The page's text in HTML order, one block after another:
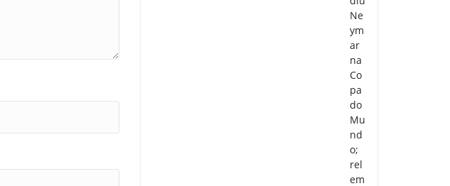
Ne
ym
ar
na
Co
pa
do
Mu
nd
o;
rel
em